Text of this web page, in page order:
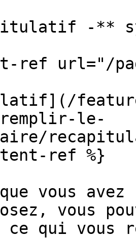
-**
ref url="/
le-
ref %}
vous
vous
ce qui vous